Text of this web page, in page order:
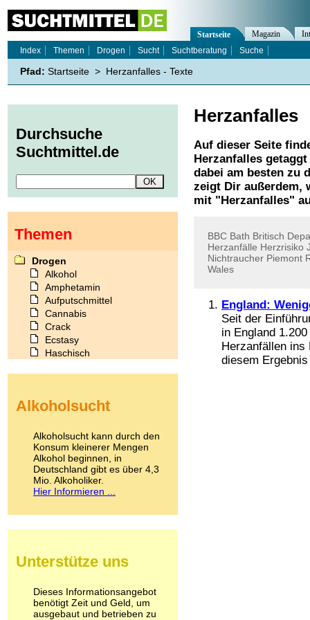
Herzanfalles
Auf dieser Seite
Herzanfalles getaggt
dabei am besten zu
zeigt Dir außerdem,
mit " Herzanfalles"
BBC Bath Britisch
Herzanfälle Herzrisiko
Nichtraucher Piemont
Wales
England:
Seit der
in England
Herzanfällen ins
diesem
Startseite Magazin
Index
Themen Drogen Sucht Suchtberatung Suche
Pfad: Startseite > Herzanfalles - Texte
Durchsuche
Suchtmittel.de
Themen
Drogen
Alkohol
Amphetamin
Aufputschmittel
Cannabis
Crack
Ecstasy
Haschisch
Kokain
LSD
Marihuana
Medikamente
Meskalin
Metamphetamin
Methadon
Pilze
Psychopharmaka
Schlafmittel
Schmerzmittel
Alkoholsucht
Alkoholsucht kann durch den
Konsum kleinerer Mengen
Alkohol beginnen, in
Deutschland gibt es über 4,3
Mio. Alkoholiker.
Hier Informieren ...
Unterstütze uns
Dieses Informationsangebot
benötigt Zeit und Geld, um
ausgebaut und betrieben zu